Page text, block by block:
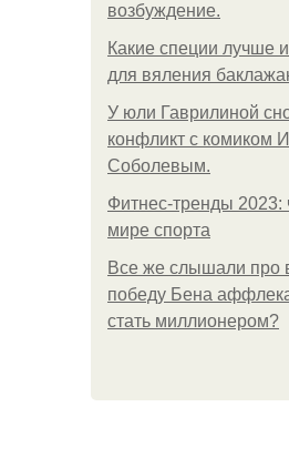
возбуждение.
Какие специи лучше
для вяления
У юли Гаврилиной
конфликт с комиком
Соболевым.
Фитнес-тренды 2023:
мире спорта
Все же слышали про
победу Бена
стать миллионером?